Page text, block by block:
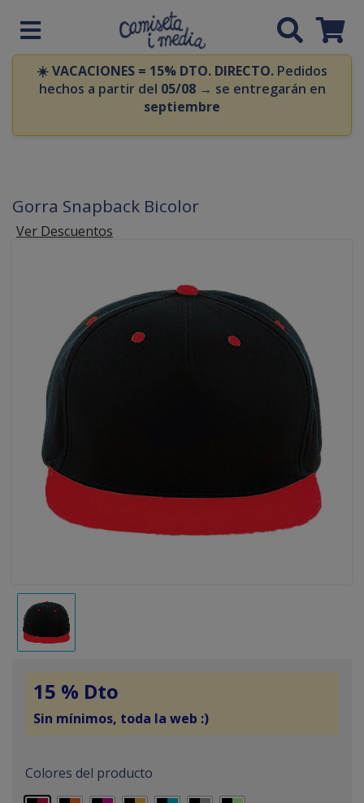
☀️VACACIONES = 15% DTO. DIRECTO. Pedidos
hechos a partir del 05/08→ se entregarán en
septiembre
Gorra Snapback Bicolor
Ver Descuentos
15 % Dto
Sin mínimos, toda la web :)
Colores del producto